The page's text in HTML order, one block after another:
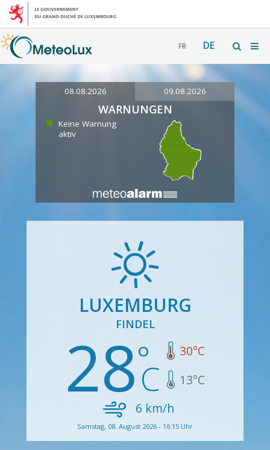
FR DE
08.08.2026 09.08.2026
WARNUNGEN
Keine Warnung
aktiv
LUXEMBURG
FINDEL
28 30°C
13°C
6 km/h
Samstag, 08. August 2026 - 16:15 Uhr